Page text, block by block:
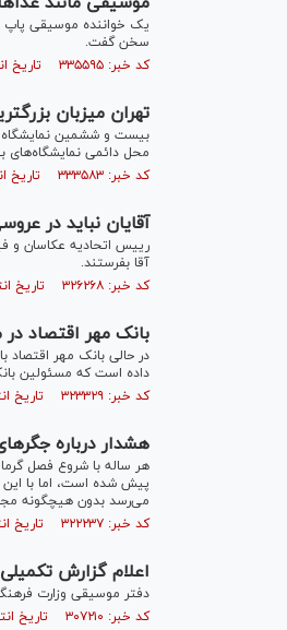
یک خواننده موسیقی پاپ
سخن گفت.
کد خبر: ۳۳۵۵۹۵ تاریخ انتشار : ۱۳۹۶/۰۵/۱۴
تهران میزبان
محل دائمی نمایشگاه‌های
کد خبر: ۳۳۳۵۸۳ تاریخ انتشار : ۱۳۹۶/۰۵/۰۷
آقایان نباید در
رییس اتحادیه عکاسان و
آقا بفرستند.
کد خبر: ۳۲۶۲۶۸ تاریخ انتشار : ۱۳۹۶/۰۴/۱۶
بانک مهر اقتصاد
در حالی بانک مهر اقتصاد
داده است که مسئولین
کد خبر: ۳۲۳۳۲۹ تاریخ انتشار : ۱۳۹۶/۰۴/۰۷
هشدار درباره
هر ساله با شروع فصل
پیش شده است، اما با
می‌رسد بدون هیچگونه
کد خبر: ۳۲۲۲۳۷ تاریخ انتشار : ۱۳۹۶/۰۴/۰۳
اعلام گزارش
دفتر موسیقی وزارت فرهنگ و ارشاد اسلامی گزارش
کد خبر: ۳۰۷۲۱۰ تاریخ انتشار : ۱۳۹۶/۰۲/۱۹